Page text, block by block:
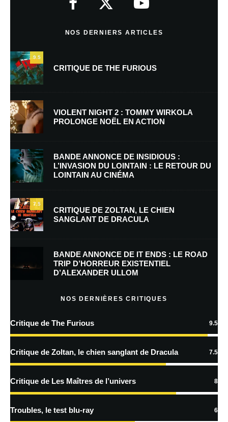
Nom*
E-mail* Site web
Enregistrer mon nom, mon e-mail et mon site dans le navigateur pour
mon prochain commentaire.
Prévenez-moi de tous les nouveaux commentaires par e-mail.
En savoir
traitées
NOS DERNIERS ARTICLES
9.5
CRITIQUE DE THE FURIOUS
VIOLENT NIGHT 2 : TOMMY WIRKOLA
PROLONGE NOËL EN ACTION
BANDE ANNONCE DE INSIDIOUS :
L’INVASION DU LOINTAIN : LE RETOUR DU
LOINTAIN AU CINÉMA
7.5
CRITIQUE DE ZOLTAN, LE CHIEN
SANGLANT DE DRACULA
BANDE ANNONCE DE IT ENDS : LE ROAD
TRIP D’HORREUR EXISTENTIEL
D’ALEXANDER ULLOM
NOS DERNIÈRES CRITIQUES
Critique de The Furious 9.5
Critique de Zoltan, le chien sanglant de Dracula 7.5
Critique de Les Maîtres de l’univers 8
Troubles, le test blu-ray 6